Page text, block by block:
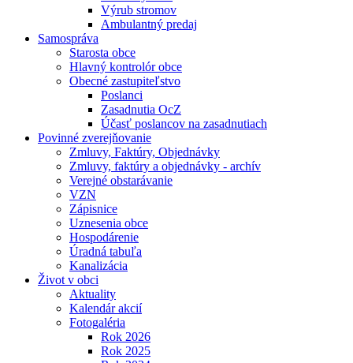
Výrub stromov
Ambulantný predaj
Samospráva
Starosta obce
Hlavný kontrolór obce
Obecné zastupiteľstvo
Poslanci
Zasadnutia OcZ
Účasť poslancov na zasadnutiach
Povinné zverejňovanie
Zmluvy, Faktúry, Objednávky
Zmluvy, faktúry a objednávky - archív
Verejné obstarávanie
VZN
Zápisnice
Uznesenia obce
Hospodárenie
Úradná tabuľa
Kanalizácia
Život v obci
Aktuality
Kalendár akcií
Fotogaléria
Rok 2026
Rok 2025